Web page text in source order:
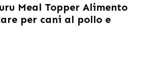
Meal Topper Alimento
per cani al pollo e